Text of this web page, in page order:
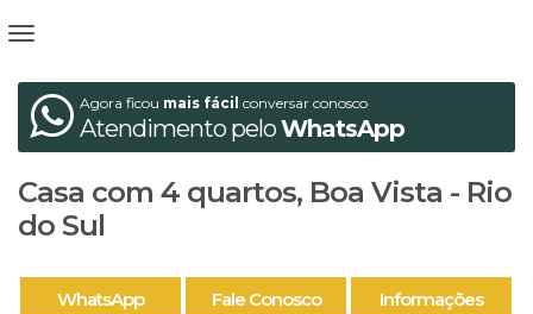
Agora ficou mais fácil conversar conosco
Atendimento peloWhatsApp
Casa com 4 quartos, Boa Vista - Rio
do Sul
WhatsApp Fale Conosco Informações